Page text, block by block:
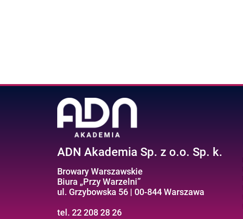
ADN Akademia Sp. z o.o. Sp. k.
Browary Warszawskie
Biura „Przy Warzelni”
ul. Grzybowska 56 | 00-844 Warszawa
tel. 22 208 28 26